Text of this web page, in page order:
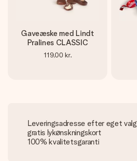
Gaveæske med Lindt
Pralines CLASSIC
119,00 kr.
Leveringsadresse efter eget valg
gratis lykønskningskort
100% kvalitetsgaranti